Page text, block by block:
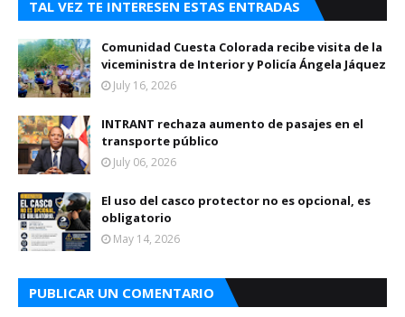
TAL VEZ TE INTERESEN ESTAS ENTRADAS
Comunidad Cuesta Colorada recibe visita de la
viceministra de Interior y Policía Ángela Jáquez
July 16, 2026
INTRANT rechaza aumento de pasajes en el
transporte público
July 06, 2026
El uso del casco protector no es opcional, es
obligatorio
May 14, 2026
PUBLICAR UN COMENTARIO